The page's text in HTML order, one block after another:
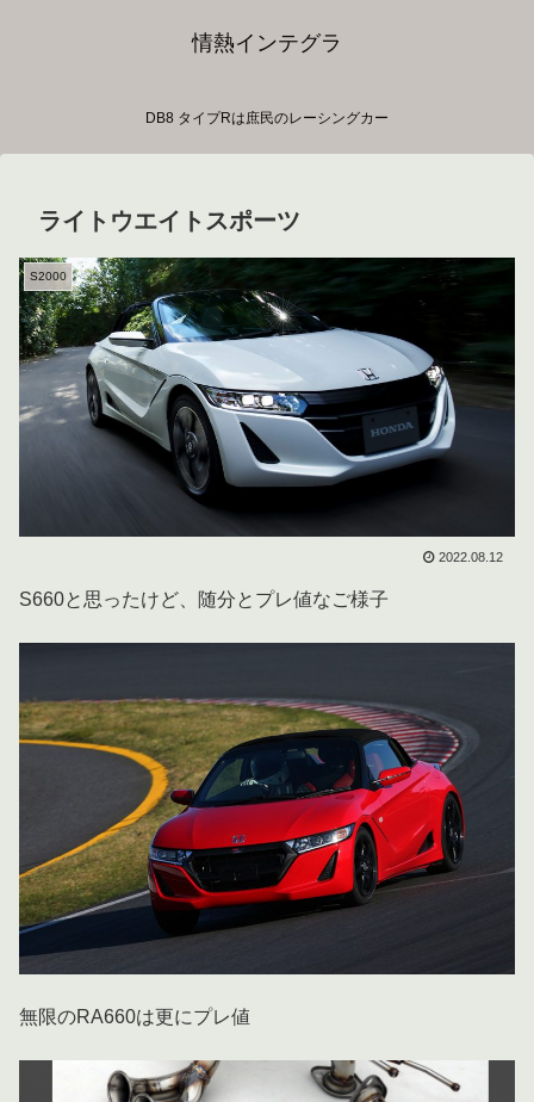
情熱インテグラ
DB8 タイプRは庶民のレーシングカー
ライトウエイトスポーツ
S2000
2022.08.12
S660と思ったけど、随分とプレ値なご様子
無限のRA660は更にプレ値